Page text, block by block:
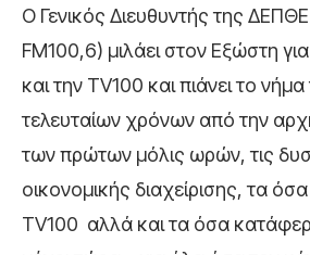
O Γενικός Διευθυντής της
FM100,6) μιλάει στον Εξώστη
και την TV100 και πιάνει το
τελευταίων χρόνων από την
των πρώτων μόλις ωρών, τις
οικονομικής διαχείρισης, τα
TV100 αλλά και τα όσα